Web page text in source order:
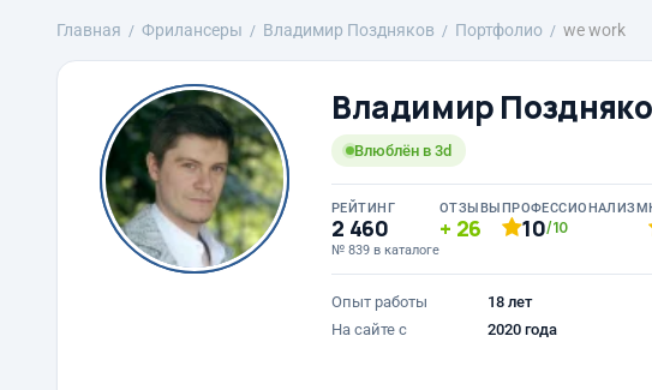
Главная Фрилансеры Владимир Поздняков Портфолио we work
Владимир
Влюблён в 3d
РЕЙТИНГ
2 460
№ 839 в каталоге
ОТЗЫВЫ
26
ПРОФЕССИОНАЛИЗМ
10/10
Опыт работы
18 лет
На сайте с
2020 года